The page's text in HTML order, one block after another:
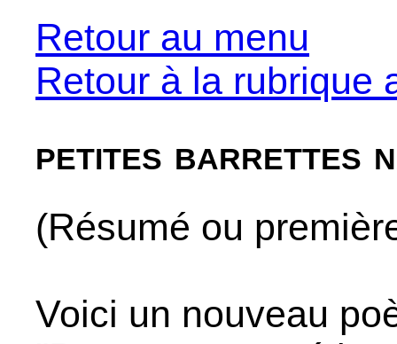
Retour au menu
Retour à la rubrique
petites barrettes
(Résumé ou
Voici un nouveau